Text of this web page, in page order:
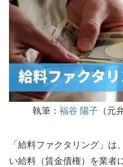
執筆： 福谷 陽子 （元
「給料ファクタリング」
い給料（賃金債権）を業者